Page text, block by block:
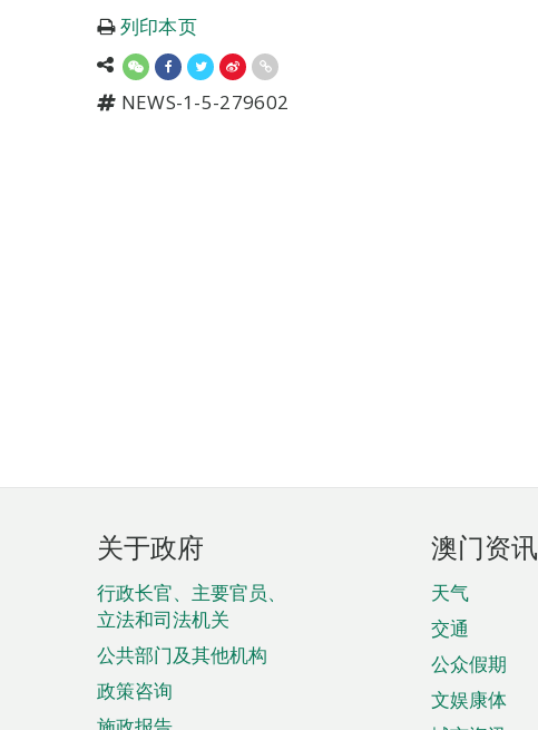
列印本页
NEWS-1-5-279602
页
脚
菜
单
关于政府
行政长官、主要官员、
立法和司法机关
公共部门及其他机构
政策咨询
澳门资讯
天气
交通
公众假期
文娱康体